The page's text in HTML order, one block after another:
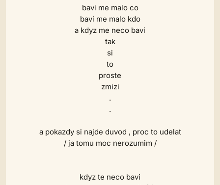
bavi me malo co
bavi me malo kdo
a kdyz me neco bavi
tak
si
to
proste
zmizi
.
.
a pokazdy si najde duvod , proc to udelat
/ ja tomu moc nerozumim /
kdyz te neco bavi